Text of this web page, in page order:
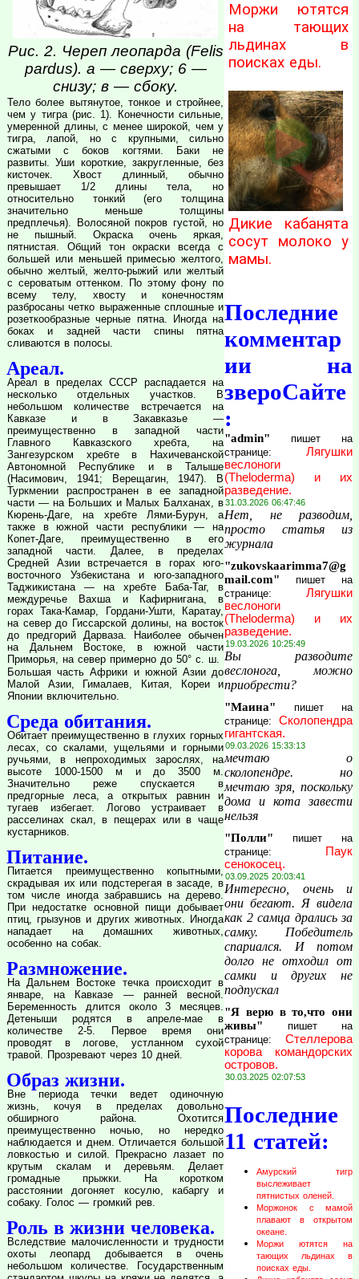
Рис. 2. Череп леопарда (Felis
pardus). а — сверху; 6 —
снизу; в — сбоку.
Тело более вытянутое, тонкое и стройнее,
чем у тигра (рис. 1). Конечности сильные,
умеренной длины, с менее широкой, чем у
тигра, лапой, но с крупными, сильно
сжатыми с боков когтями. Баки не
развиты. Уши короткие, закругленные, без
кисточек. Хвост длинный, обычно
превышает 1/2 длины тела, но
относительно тонкий (его толщина
значительно меньше толщины
предплечья). Волосяной покров густой, но
не пышный. Окраска очень яркая,
пятнистая. Общий тон окраски всегда с
большей или меньшей примесью желтого,
обычно желтый, желто-рыжий или желтый
с сероватым оттенком. По этому фону по
всему телу, хвосту и конечностям
разбросаны четко выраженные сплошные и
розеткообразные черные пятна. Иногда на
боках и задней части спины пятна
сливаются в полосы.
Ареал.
Ареал в пределах СССР распадается на
несколько отдельных участков. В
небольшом количестве встречается на
Кавказе и в Закавказье —
преимущественно в западной части
Главного Кавказского хребта, на
Зангезурском хребте в Нахичеванской
Автономной Республике и в Талыше
(Насимович, 1941; Верещагин, 1947). В
Туркмении распространен в ее западной
части — на Больших и Малых Балханах, в
Кюрень-Даге, на хребте Лями-Бурун, а
также в южной части республики — на
Копет-Даге, преимущественно в его
западной части. Далее, в пределах
Средней Азии встречается в горах юго-
восточного Узбекистана и юго-западного
Таджикистана — на хребте Баба-Таг, в
междуречье Вахша и Кафирнигана, в
горах Така-Камар, Гордани-Ушти, Каратау,
на север до Гиссарской долины, на восток
до предгорий Дарваза. Наиболее обычен
на Дальнем Востоке, в южной части
Приморья, на север примерно до 50° с. ш.
Большая часть Африки и южной Азии до
Малой Азии, Гималаев, Китая, Кореи и
Японии включительно.
Среда обитания.
Обитает преимущественно в глухих горных
лесах, со скалами, ущельями и горными
ручьями, в непроходимых зарослях, на
высоте 1000-1500 м и до 3500 м.
Значительно реже спускается в
предгорные леса, а открытых равнин и
тугаев избегает. Логово устраивает в
расселинах скал, в пещерах или в чаще
кустарников.
Питание.
Питается преимущественно копытными,
скрадывая их или подстерегая в засаде, в
том числе иногда забравшись на дерево.
При недостатке основной пищи добывает
птиц, грызунов и других животных. Иногда
нападает на домашних животных,
особенно на собак.
Размножение.
На Дальнем Востоке течка происходит в
январе, на Кавказе — ранней весной.
Беременность длится около 3 месяцев.
Детеныши родятся в апреле-мае в
количестве 2-5. Первое время они
проводят в логове, устланном сухой
травой. Прозревают через 10 дней.
Образ жизни.
Вне периода течки ведет одиночную
жизнь, кочуя в пределах довольно
обширного района. Охотится
преимущественно ночью, но нередко
наблюдается и днем. Отличается большой
ловкостью и силой. Прекрасно лазает по
крутым скалам и деревьям. Делает
громадные прыжки. На коротком
расстоянии догоняет косулю, кабаргу и
собаку. Голос — громкий рев.
Роль в жизни человека.
Вследствие малочисленности и трудности
охоты леопард добывается в очень
небольшом количестве. Государственным
Моржи ютятся
на тающих
льдинах в
поисках еды.
Дикие кабанята
сосут молоко у
мамы.
Последние
комментар
ии на
звероСайте
:
"admin" пишет на
странице: Лягушки
веслоноги
(Theloderma) и их
разведение.
31.03.2026 06:47:46
Нет, не разводим,
просто статья из
журнала
"zukovskaarimma7@g
mail.com" пишет на
странице: Лягушки
веслоноги
(Theloderma) и их
разведение.
19.03.2026 10:25:49
Вы разводите
веслонога, можно
приобрести?
"Маина" пишет на
странице: Сколопендра
гигантская.
09.03.2026 15:33:13
мечтаю о
сколопендре. но
мечтаю зря, поскольку
дома и кота завести
нельзя
"Полли" пишет на
странице:
Паук
сенокосец.
03.09.2025 20:03:41
Интересно, очень и
они бегают. Я видела
как 2 самца дрались за
самку. Победитель
спариался. И потом
долго не отходил от
самки и других не
подпускал
"Я верю в то,что они
живы" пишет на
странице: Стеллерова
корова командорских
островов.
30.03.2025 02:07:53
Последние
11 статей:
Амурский тигр
выслеживает
пятнистых оленей.
Моржонок с мамой
плавают в открытом
океане.
Моржи ютятся на
тающих льдинах в
поисках еды.